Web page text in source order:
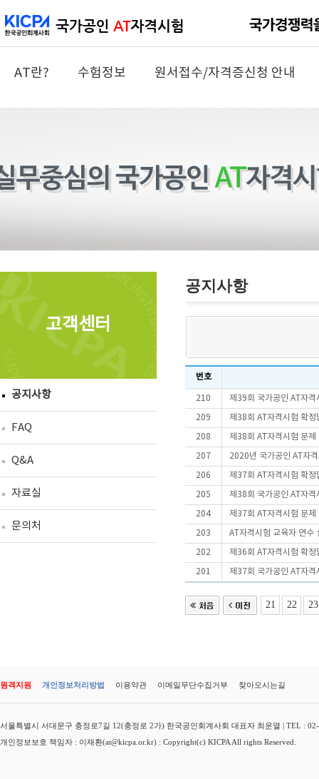
AT란? 수험정보 원서접수/자격증신청 안내
고객센터
공지사항
FAQ
Q&A
자료실
문의처
공지사항
번호
210 제39회 국가공인 AT자격
209 제38회 AT자격시험 확정
208 제38회 AT자격시험 문
207 2020년 국가공인 AT자
206 제37회 AT자격시험 확정
205 제38회 국가공인 AT자격
204 제37회 AT자격시험 문
203 AT자격시험 교육자 연수
202 제36회 AT자격시험 확정
201 제37회 국가공인 AT자격
21 22 23
원격지원 개인정보처리방법 이용약관 이메일무단수집거부 찾아오시는길
서울특별시 서대문구 충정로7길 12(충정로 2가) 한국공인회계사회 대표자 최운열 | TEL :
개인정보보호 책임자 : 이재환(at@kicpa.or.kr) : Copyright(c) KICPA All rights Reserved.